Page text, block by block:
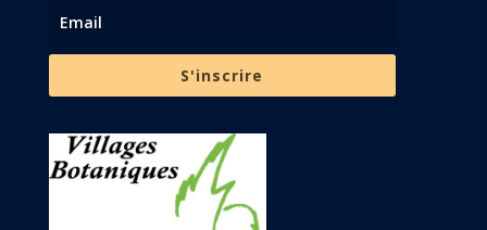
S'inscrire